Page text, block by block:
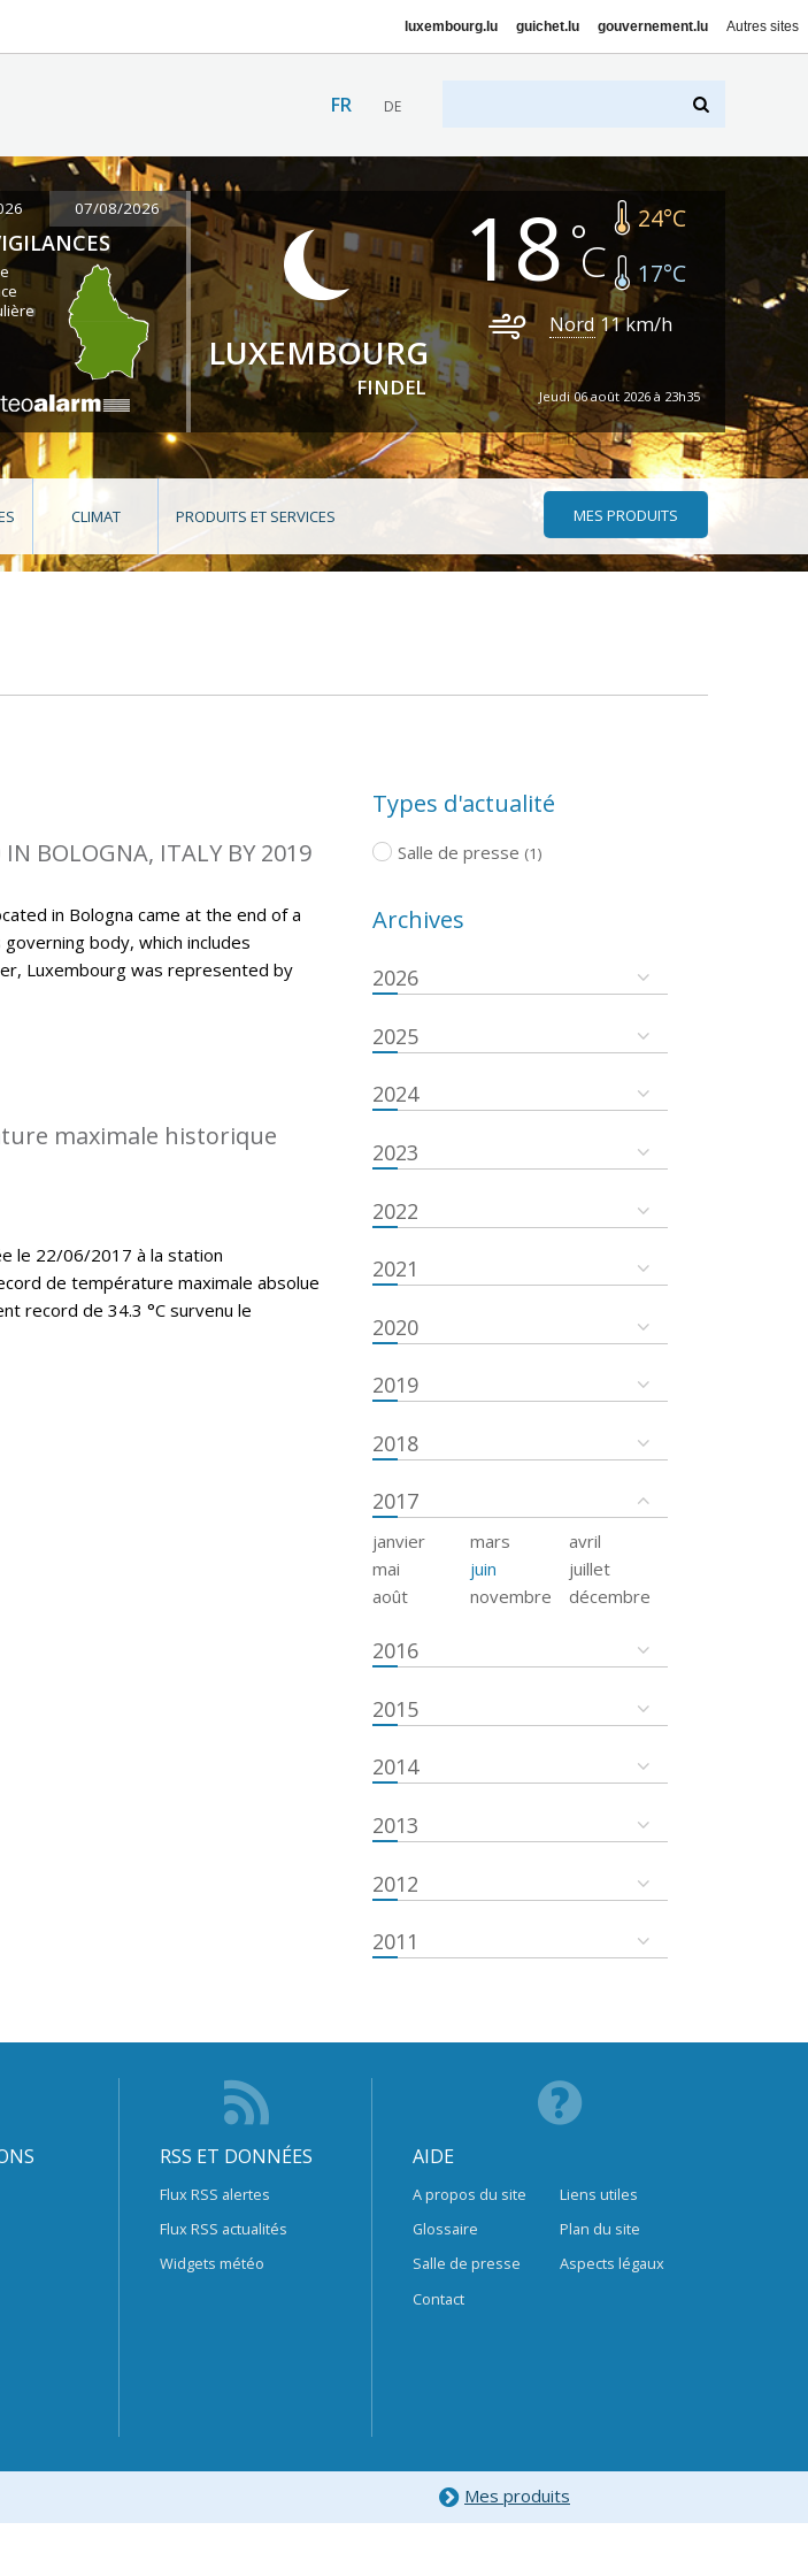
luxembourg.lu guichet.lu gouvernement.lu Autres sites
FR DE
07/08/2026
LUXEMBOURG
FINDEL
18 24°C
17°C
Nord 11km/h
Jeudi 06 août 2026 à 23h35
CLIMAT PRODUITS ET SERVICES MES PRODUITS
IN BOLOGNA, ITALY BY 2019
in Bologna came at the end of a
body, which includes
Luxembourg was represented by
maximale historique
le 22/06/2017 à la station
de température maximale absolue
record de 34.3 °C survenu le
Types d'actualité
Salle de presse (1)
Archives
2026
2025
2024
2023
2022
2021
2020
2019
2018
2017
janvier mars
avril
mai
juin
juillet
août
novembre décembre
2016
2015
2014
2013
2012
2011
RSS ET DONNÉES
Flux RSS alertes
Flux RSS actualités
Widgets météo
AIDE
A propos du site
Glossaire
Salle de presse
Contact
Liens utiles
Plan du site
Aspects légaux
Mes produits